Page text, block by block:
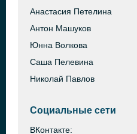
Анастасия Петелина
Антон Машуков
Юнна Волкова
Саша Пелевина
Николай Павлов
Социальные сети
ВКонтакте: